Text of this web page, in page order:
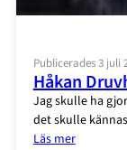
Publicerades 3 juli
Håkan
Jag skulle ha
det skulle
Läs mer: